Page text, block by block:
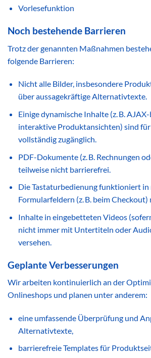
Vorlesefunktion
Noch bestehende Barrieren
Trotz der genannten Maßnahmen
folgende Barrieren:
Nicht alle Bilder, insbesondere
über aussagekräftige Alternativtexte.
Einige dynamische Inhalte (z. B.
interaktive Produktansichten) sind
vollständig zugänglich.
PDF-Dokumente (z. B. Rechnungen
teilweise nicht barrierefrei.
Die Tastaturbedienung funktioniert in
Formularfeldern (z. B. beim
Inhalte in eingebetteten Videos
nicht immer mit Untertiteln oder
versehen.
Geplante Verbesserungen
Wir arbeiten kontinuierlich an der
Onlineshops und planen unter anderem:
eine umfassende Überprüfung und
Alternativtexte,
barrierefreie Templates für